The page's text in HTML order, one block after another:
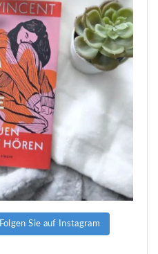
Folgen Sie auf Instagram